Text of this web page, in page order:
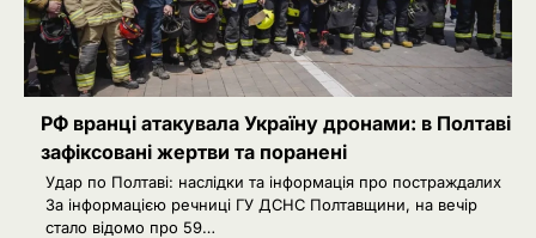
РФ вранці атакувала Україну дронами: в Полтаві
зафіксовані жертви та поранені
Удар по Полтаві: наслідки та інформація про постраждалих
За інформацією речниці ГУ ДСНС Полтавщини, на вечір
стало відомо про 59…